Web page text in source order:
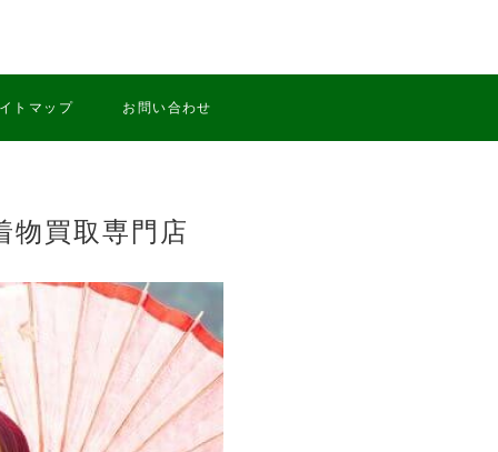
トマップ お問い合わせ
物買取専門店